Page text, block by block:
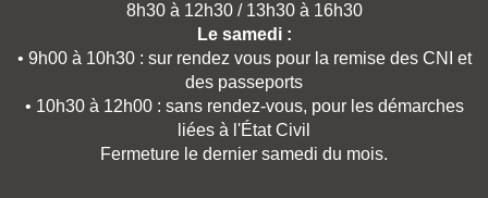
8h30 à 12h30 / 13h30 à 16h30
Le samedi :
• 9h00 à 10h30 : sur rendez vous pour la remise des CNI et
des passeports
• 10h30 à 12h00 : sans rendez-vous, pour les démarches
liées à l'État Civil
Fermeture le dernier samedi du mois.